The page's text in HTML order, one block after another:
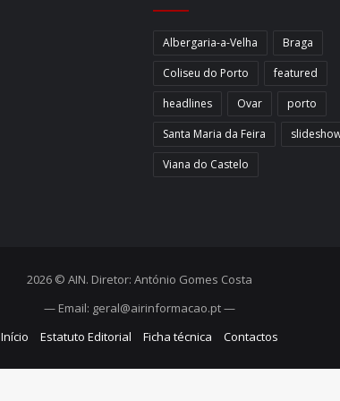
Albergaria-a-Velha
Braga
Coliseu do Porto
featured
headlines
Ovar
porto
Santa Maria da Feira
Viana do Castelo
2026 © AIN. Diretor: António Gomes Costa
— Email: geral@airinformacao.pt —
Início
Estatuto Editorial Ficha técnica Contactos